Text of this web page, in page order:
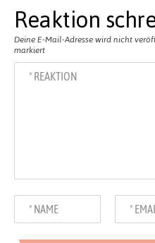
Reaktion
Deine E-Mail-Adresse wird nicht
markiert